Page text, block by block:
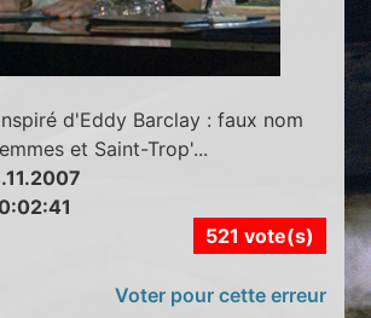
d'Eddy Barclay : faux nom
et Saint-Trop'...
521 vote(s)
Voter pour cette erreur